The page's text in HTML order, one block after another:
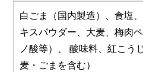
白ごま（国内製造）、食塩
キスパウダー、大麦、梅肉
ノ酸等）、 酸味料、紅こう
麦・ごまを含む）